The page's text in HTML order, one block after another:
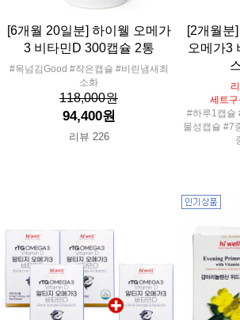
[6개월 20일분] 하이웰 오메가
3 비타민D 300캡슐 2통
#목넘김Good #작은캡슐 #비린냄새최
소화
118,000원
94,400원
리뷰 226
[2개월분
오메가3
세트
#하루1캡슐
물성캡슐 #7